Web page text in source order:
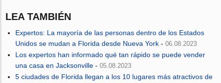
LEA TAMBIÉN
Expertos: La mayoría de las personas dentro de los Estados
Unidos se mudan a Florida desde Nueva York -06.08.2023
Los expertos han informado qué tan rápido se puede vender
una casa en Jacksonville -05.08.2023
5 ciudades de Florida llegan a los 10 lugares más atractivos de